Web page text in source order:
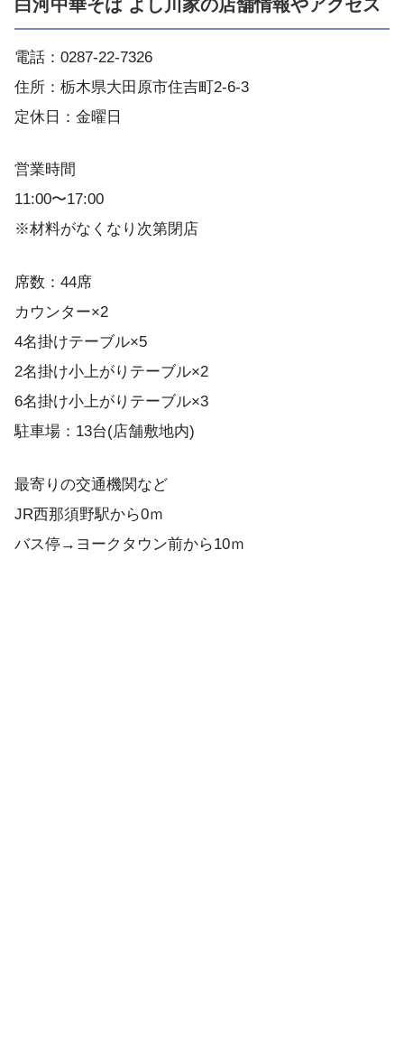
白河中華そば よし川家の店舗情報やアクセス
電話：0287-22-7326
住所：栃木県大田原市住吉町2-6-3
定休日：金曜日
営業時間
11:00〜17:00
※材料がなくなり次第閉店
席数：44席
カウンター×2
4名掛けテーブル×5
2名掛け小上がりテーブル×2
6名掛け小上がりテーブル×3
駐車場：13台(店舗敷地内)
最寄りの交通機関など
JR西那須野駅から0ｍ
バス停→ヨークタウン前から10ｍ